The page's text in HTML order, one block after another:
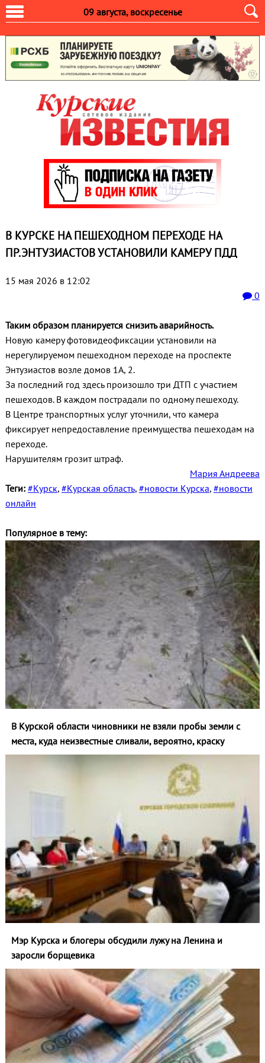
09 августа, воскресенье
В КУРСКЕ НА ПЕШЕХОДНОМ ПЕРЕХОДЕ НА
ПР.ЭНТУЗИАСТОВ УСТАНОВИЛИ КАМЕРУ ПДД
15 мая 2026 в 12:02
0
Таким образом планируется снизить аварийность.
Новую камеру фотовидеофиксации установили на
нерегулируемом пешеходном переходе на проспекте
Энтузиастов возле домов 1А, 2.
За последний год здесь произошло три ДТП с участием
пешеходов. В каждом пострадали по одному пешеходу.
В Центре транспортных услуг уточнили, что камера
фиксирует непредоставление преимущества пешеходам на
переходе.
Нарушителям грозит штраф.
Мария Андреева
Теги: #Курск, #Курская область, #новости Курска, #новости
онлайн
Популярное в тему:
В Курской области чиновники не взяли пробы земли с
места, куда неизвестные сливали, вероятно, краску
Мэр Курска и блогеры обсудили лужу на Ленина и
заросли борщевика